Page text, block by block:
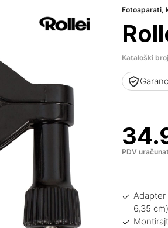
Fotoaparati,
Kataloški
PDV
Adapter
6,35 cm)